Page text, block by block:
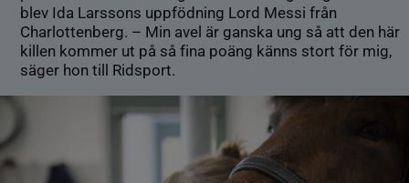
blev Ida Larssons uppfödning Lord Messi från
Charlottenberg. – Min avel är ganska ung så att den här
killen kommer ut på så fina poäng känns stort för mig,
säger hon till Ridsport.